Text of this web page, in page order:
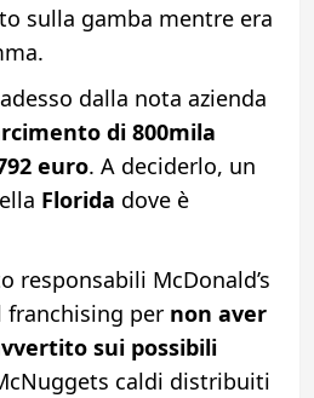
sulla gamba mentre era
dalla nota azienda
di 800mila
euro. A deciderlo, un
Florida dove è
responsabili McDonald’s
per non aver
sui possibili
caldi distribuiti